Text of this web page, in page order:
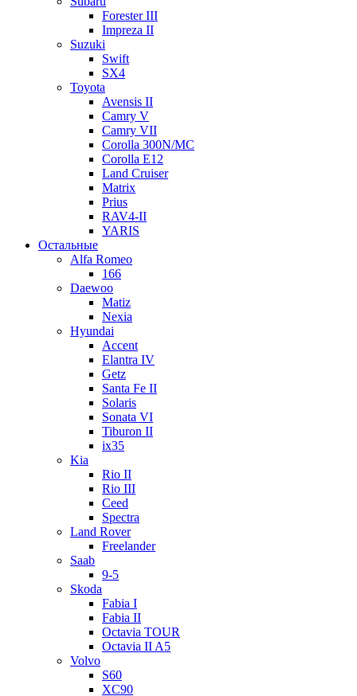
Forester III
Impreza II
Suzuki
Swift
SX4
Toyota
Avensis II
Camry V
Camry VII
Corolla 300N/MC
Corolla E12
Land Cruiser
Matrix
Prius
RAV4-II
YARIS
Остальные
Alfa Romeo
166
Daewoo
Matiz
Nexia
Hyundai
Accent
Elantra IV
Getz
Santa Fe II
Solaris
Sonata VI
Tiburon II
ix35
Kia
Rio II
Rio III
Ceed
Spectra
Land Rover
Freelander
Saab
9-5
Skoda
Fabia I
Fabia II
Octavia TOUR
Octavia II A5
Volvo
S60
XC90